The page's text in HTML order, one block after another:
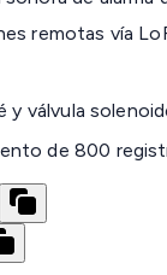
remotas vía
y válvula
de 800